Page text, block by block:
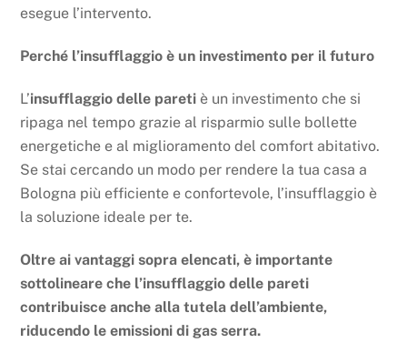
esegue l’intervento.
Perché l’insufflaggio è un investimento per il futuro
L’insufflaggio delle pareti è un investimento che si
ripaga nel tempo grazie al risparmio sulle bollette
energetiche e al miglioramento del comfort abitativo.
Se stai cercando un modo per rendere la tua casa a
Bologna più efficiente e confortevole, l’insufflaggio è
la soluzione ideale per te.
Oltre ai vantaggi sopra elencati, è importante
sottolineare che l’insufflaggio delle pareti
contribuisce anche alla tutela dell’ambiente,
riducendo le emissioni di gas serra.